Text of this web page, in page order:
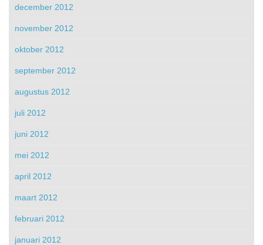
december 2012
november 2012
oktober 2012
september 2012
augustus 2012
juli 2012
juni 2012
mei 2012
april 2012
maart 2012
februari 2012
januari 2012